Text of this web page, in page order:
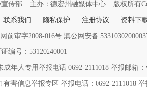
传部 主办：德宏州融媒体中心 版权所有
联系我们 隐私保护 注册协议 资料下
前审字2008-016号 滇公网安备
编号：53120240001
成年人专用举报电话 0692-2111018 举报邮箱：
害信息举报专区 举报电话：0692-2111018 举